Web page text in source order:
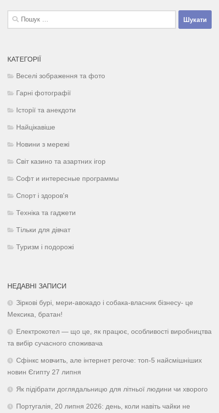
Пошук:
КАТЕГОРІЇ
Веселі зображення та фото
Гарні фотографії
Історії та анекдоти
Найцікавіше
Новини з мережі
Світ казино та азартних ігор
Софт и интересные программы
Спорт і здоров'я
Техніка та гаджети
Тільки для дівчат
Туризм і подорожі
НЕДАВНІ ЗАПИСИ
Зіркові бурі, мери-авокадо і собака-власник бізнесу- це
Мексика, братан!
Електрокотел — що це, як працює, особливості виробництва
та вибір сучасного споживача
Сфінкс мовчить, але інтернет регоче: топ-5 найсмішніших
новин Єгипту 27 липня
Як підібрати доглядальницю для літньої людини чи хворого
Португалія, 20 липня 2026: день, коли навіть чайки не